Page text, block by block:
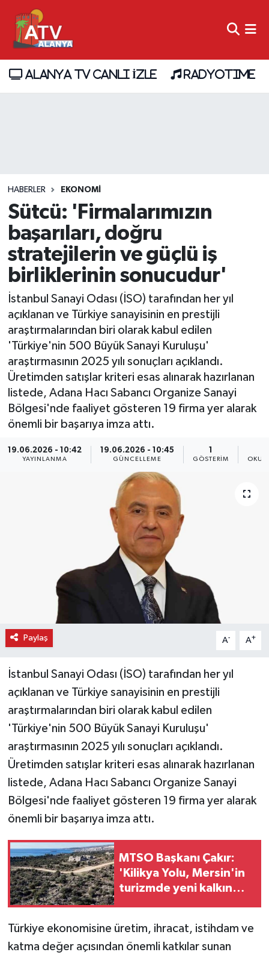
ALANYA TV CANLI İZLE RADYOTIME
HABERLER EKONOMİ
Sütcü: 'Firmalarımızın
başarıları, doğru
stratejilerin ve güçlü iş
birliklerinin sonucudur'
İstanbul Sanayi Odası (İSO) tarafından her yıl
açıklanan ve Türkiye sanayisinin en prestijli
araştırmalarından biri olarak kabul edilen
'Türkiye'nin 500 Büyük Sanayi Kuruluşu'
araştırmasının 2025 yılı sonuçları açıklandı.
Üretimden satışlar kriteri esas alınarak hazırlanan
listede, Adana Hacı Sabancı Organize Sanayi
Bölgesi'nde faaliyet gösteren 19 firma yer alarak
önemli bir başarıya imza attı.
19.06.2026 - 10:42
YAYINLANMA
19.06.2026 - 10:45
GÜNCELLEME
1
GÖSTERIM
Paylaş A- A+
İstanbul Sanayi Odası (İSO) tarafından her yıl
açıklanan ve Türkiye sanayisinin en prestijli
araştırmalarından biri olarak kabul edilen
'Türkiye'nin 500 Büyük Sanayi Kuruluşu'
araştırmasının 2025 yılı sonuçları açıklandı.
Üretimden satışlar kriteri esas alınarak hazırlanan
listede, Adana Hacı Sabancı Organize Sanayi
Bölgesi'nde faaliyet gösteren 19 firma yer alarak
önemli bir başarıya imza attı.
MTSO Başkanı Çakır:
'Kilikya Yolu, Mersin'in
turizmde yeni kalkınma
Türkiye ekonomisine üretim, ihracat, istihdam ve
katma değer açısından önemli katkılar sunan